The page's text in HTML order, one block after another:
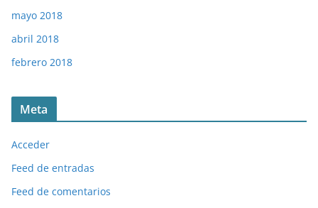
mayo 2018
abril 2018
febrero 2018
Meta
Acceder
Feed de entradas
Feed de comentarios